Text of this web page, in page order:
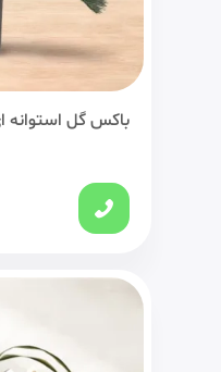
باکس گل استوانه